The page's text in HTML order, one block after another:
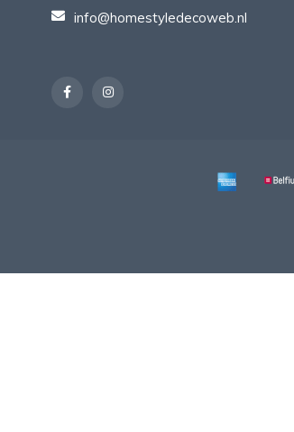
info@homestyledecoweb.nl